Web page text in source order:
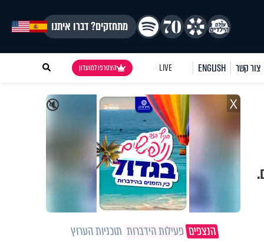
מתחזקים? דברו איתנו
צור קשר ENGLISH
LIVE הצטרפו למועדון
🔇 X
הנצפיםפעילות הידברות תוכניות הערוץ